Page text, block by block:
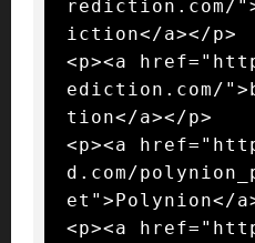
rediction.com/
iction</a></p>
<p><a
ediction.com/
tion</a></p>
<p><a
d.com/
et">Polynion</
<p><a